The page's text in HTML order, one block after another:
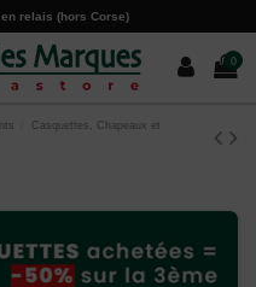
relais (hors Corse)
0
Casquettes, Chapeaux et